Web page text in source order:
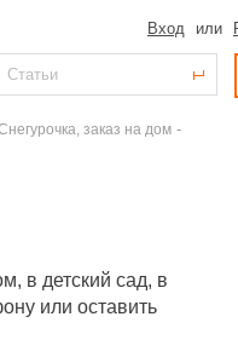
Вход или
заказ на дом -
в детский сад, в
или оставить